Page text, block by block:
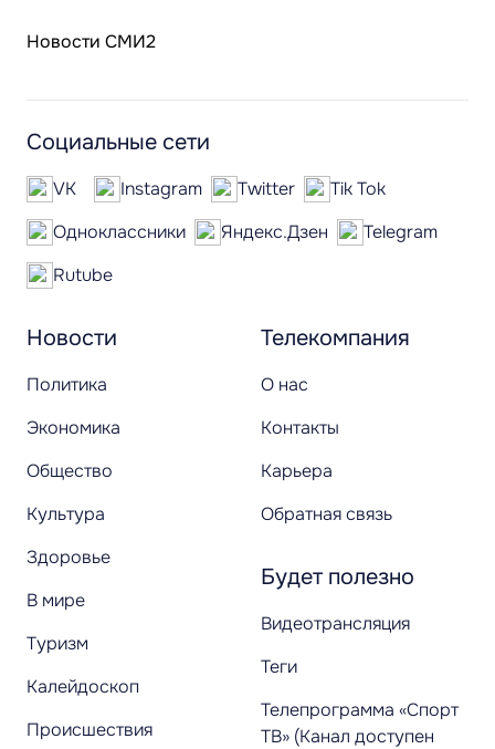
Новости СМИ2
Новости
Политика
Экономика
Общество
Культура
Здоровье
В мире
Туризм
Калейдоскоп
Происшествия
Телекомпания
О нас
Контакты
Карьера
Обратная связь
Будет полезно
Видеотрансляция
Теги
Телепрограмма «Спорт
ТВ» (Канал доступен
Социальные сети
VK Instagram Twitter
Tik Tok
Одноклассники
Яндекс.Дзен
Telegram
Rutube